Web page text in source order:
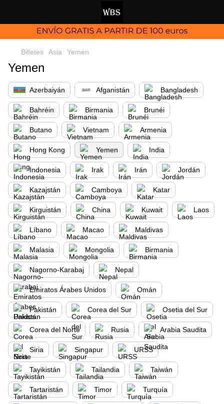
Billetes Asia Yemen
Yemen
Azerbaiyán Afganistán Bangladesh
Bahréin Birmania Brunéi
Butano Vietnam Armenia
Hong Kong Yemen India
Indonesia Irak Irán Jordán
Kazajstán Camboya Katar
Kirguistán China Kuwait Laos
Líbano Macao Maldivas
Malasia Mongolia Birmania
Nagorno-Karabaj Nepal
Emiratos Árabes Unidos Omán
Pakistán Corea del Sur Osetia del Sur
Corea del Norte Rusia Arabia Saudita
Siria Singapur URSS
Tayikistán Tailandia Taiwán
Tartaristán Timor Turquía